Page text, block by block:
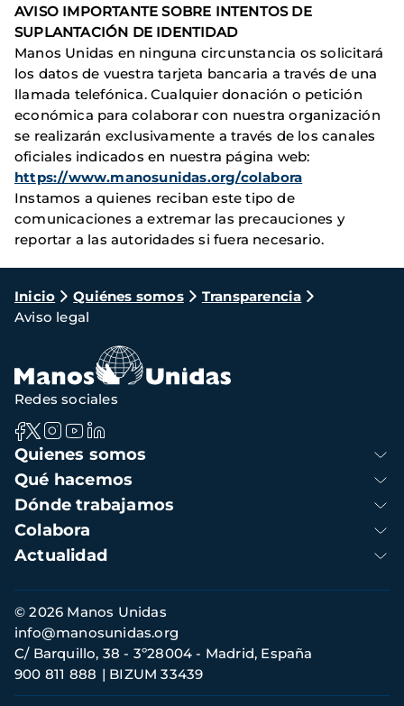
AVISO IMPORTANTE SOBRE INTENTOS DE
SUPLANTACIÓN DE IDENTIDAD
Manos Unidas en ninguna circunstancia os solicitará
los datos de vuestra tarjeta bancaria a través de una
llamada telefónica. Cualquier donación o petición
económica para colaborar con nuestra organización
se realizarán exclusivamente a través de los canales
oficiales indicados en nuestra página web:
https://www.manosunidas.org/colabora
Instamos a quienes reciban este tipo de
comunicaciones a extremar las precauciones y
reportar a las autoridades si fuera necesario.
Ruta
de
navegación
Inicio Quiénes somos
Transparencia
Aviso legal
Navegación
principal
Quienes somos
Qué hacemos
Dónde trabajamos
Colabora
Actualidad
Redes sociales
Información
de
contacto
© 2026 Manos Unidas
C/ Barquillo, 38 - 3º28004 - Madrid, España
900 811 888
BIZUM 33439
info@manosunidas.org